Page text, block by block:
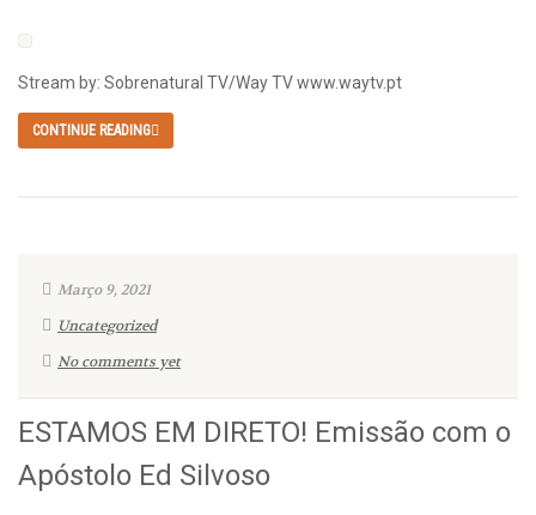
Stream by: Sobrenatural TV/Way TV www.waytv.pt
CONTINUE READING
Março 9, 2021
Uncategorized
No comments yet
ESTAMOS EM DIRETO! Emissão com o
Apóstolo Ed Silvoso